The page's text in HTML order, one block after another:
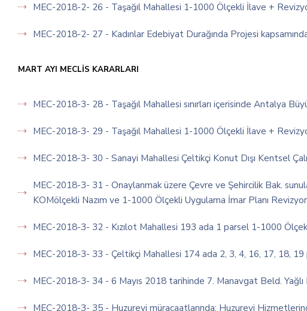
MEC-2018-2- 26 - Taşağıl Mahallesi 1-1000 Ölçekli İlave +
MEC-2018-2- 27 - Kadınlar Edebiyat Durağında Projesi
MART AYI MECLİS KARARLARI
MEC-2018-3- 28 - Taşağıl Mahallesi sınırları içerisinde Antalya
MEC-2018-3- 29 - Taşağıl Mahallesi 1-1000 Ölçekli İlave +
MEC-2018-3- 30 - Sanayi Mahallesi Çeltikçi Konut Dışı Kentsel
MEC-2018-3- 31 - Onaylanmak üzere Çevre ve Şehircilik Bak.
KOMölçekli Nazım ve 1-1000 Ölçekli Uygulama İmar Planı
MEC-2018-3- 32 - Kızılot Mahallesi 193 ada 1 parsel 1-1000
MEC-2018-3- 33 - Çeltikçi Mahallesi 174 ada 2, 3, 4, 16, 17, 18, 19
MEC-2018-3- 34 - 6 Mayıs 2018 tarihinde 7. Manavgat Beld.
MEC-2018-3- 35 - Huzurevi müracaatlarında; Huzurevi